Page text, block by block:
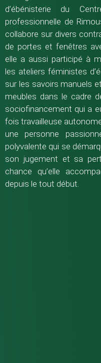
d’ébénisterie du
professionnelle de
collabore sur divers
de portes et fenêtres
elle a aussi participé à
les ateliers féministes
sur les savoirs manuels
meubles dans le cadre
sociofinancement qui a
fois travailleuse
une personne
polyvalente qui se
son jugement et sa
chance qu’elle
depuis le tout début.